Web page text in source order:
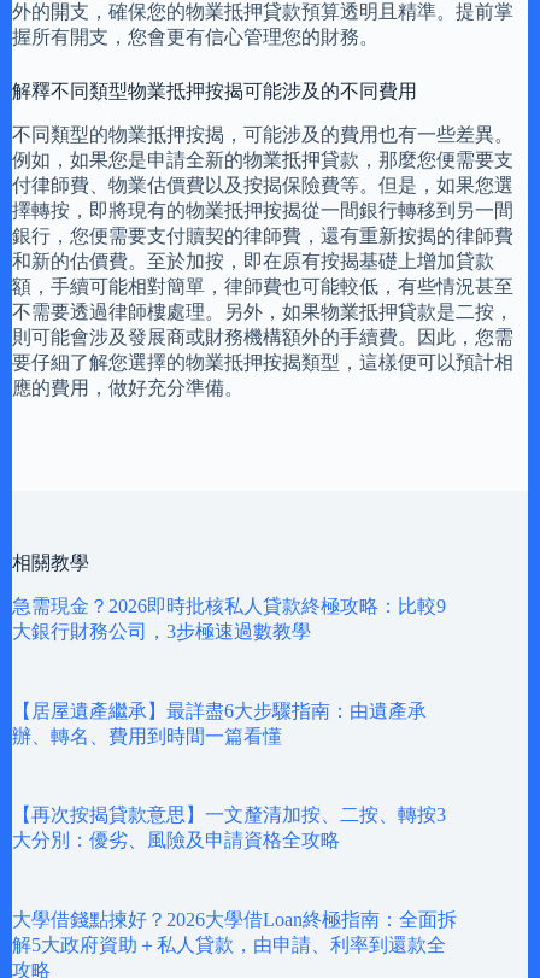
外的開支，確保您的物業抵押貸款預算透明且精準。提前掌
握所有開支，您會更有信心管理您的財務。
解釋不同類型物業抵押按揭可能涉及的不同費用
不同類型的物業抵押按揭，可能涉及的費用也有一些差異。
例如，如果您是申請全新的物業抵押貸款，那麼您便需要支
付律師費、物業估價費以及按揭保險費等。但是，如果您選
擇轉按，即將現有的物業抵押按揭從一間銀行轉移到另一間
銀行，您便需要支付贖契的律師費，還有重新按揭的律師費
和新的估價費。至於加按，即在原有按揭基礎上增加貸款
額，手續可能相對簡單，律師費也可能較低，有些情況甚至
不需要透過律師樓處理。另外，如果物業抵押貸款是二按，
則可能會涉及發展商或財務機構額外的手續費。因此，您需
要仔細了解您選擇的物業抵押按揭類型，這樣便可以預計相
應的費用，做好充分準備。
相關教學
急需現金？2026即時批核私人貸款終極攻略：比較9
大銀行財務公司，3步極速過數教學
【居屋遺產繼承】最詳盡6大步驟指南：由遺產承
辦、轉名、費用到時間一篇看懂
【再次按揭貸款意思】一文釐清加按、二按、轉按3
大分別：優劣、風險及申請資格全攻略
大學借錢點揀好？2026大學借Loan終極指南：全面拆
解5大政府資助＋私人貸款，由申請、利率到還款全
攻略